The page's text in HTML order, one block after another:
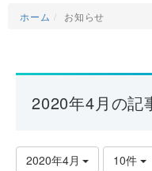
ホーム お知らせ
2020年4月の記
2020年4月 10件